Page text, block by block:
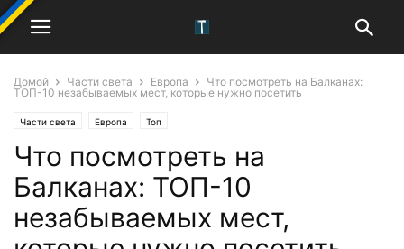
Домой Части света Европа
Что посмотреть на Балканах:
ТОП-10 незабываемых мест, которые нужно посетить
Части света Европа Топ
Что посмотреть на
Балканах: ТОП-10
незабываемых мест,